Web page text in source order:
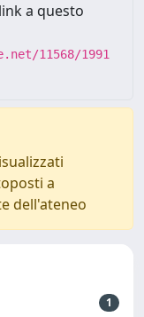
a questo
11568/1991
a
dell'ateneo
1